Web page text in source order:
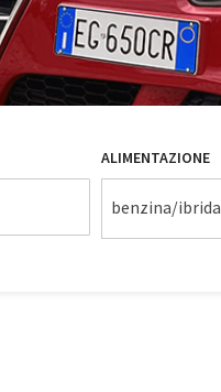
ALIMENTAZIONE
benzina/ibrida